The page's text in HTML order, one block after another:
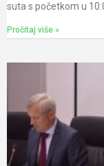
suta s početkom u
Pročitaj više »